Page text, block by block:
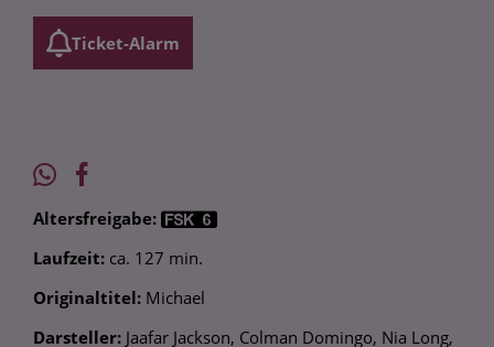
Ticket-Alarm
Altersfreigabe:
Laufzeit: ca. 127 min.
Originaltitel: Michael
Darsteller: Jaafar Jackson, Colman Domingo, Nia Long,